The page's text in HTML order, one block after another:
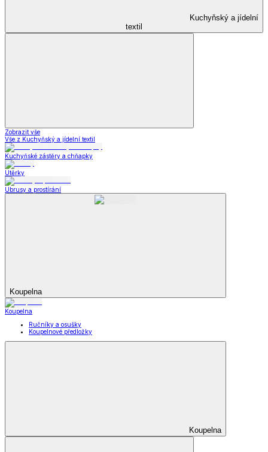
Kuchyňský a jídelní
textil
Zobrazit vše
Vše z Kuchyňský a jídelní textil
Kuchyňské zástěry a chňapky
Utěrky
Ubrusy a prostírání
Koupelna
Koupelna
Ručníky a osušky
Koupelnové předložky
Koupelna